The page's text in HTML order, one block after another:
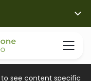
see content specific